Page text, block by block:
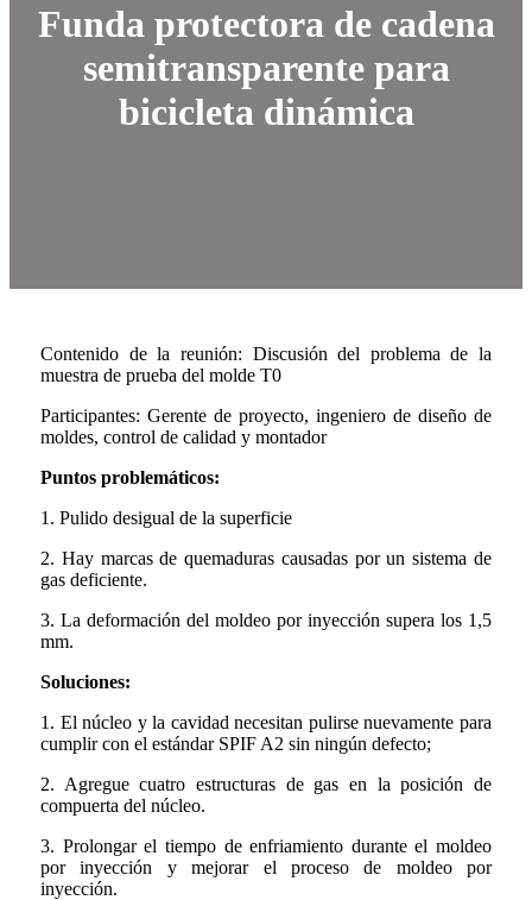
Funda protectora de cadena
semitransparente para
bicicleta dinámica
Contenido de la reunión: Discusión del problema de la
muestra de prueba del molde T0
Participantes: Gerente de proyecto, ingeniero de diseño de
moldes, control de calidad y montador
Puntos problemáticos:
1. Pulido desigual de la superficie
2. Hay marcas de quemaduras causadas por un sistema de
gas deficiente.
3. La deformación del moldeo por inyección supera los 1,5
mm.
Soluciones:
1. El núcleo y la cavidad necesitan pulirse nuevamente para
cumplir con el estándar SPIF A2 sin ningún defecto;
2. Agregue cuatro estructuras de gas en la posición de
compuerta del núcleo.
3. Prolongar el tiempo de enfriamiento durante el moldeo
por inyección y mejorar el proceso de moldeo por
inyección.